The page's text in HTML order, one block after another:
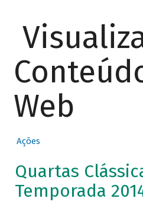
Web
Ações
Quartas
Temporada